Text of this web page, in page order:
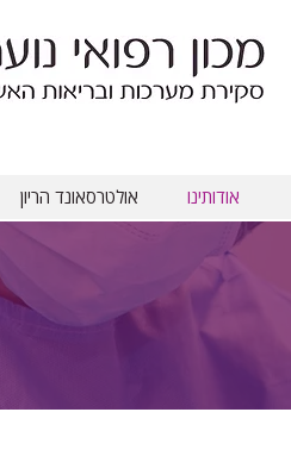
אודותינו אולטרסאונד הריון